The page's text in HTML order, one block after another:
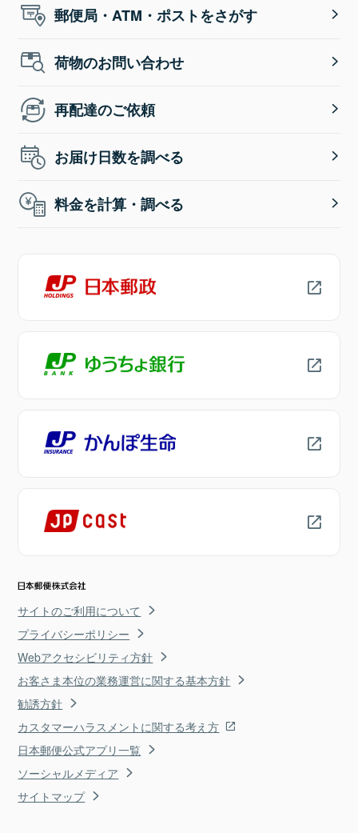
郵便局・ATM・ポストをさがす
荷物のお問い合わせ
再配達のご依頼
お届け日数を調べる
料金を計算・調べる
サイトのご利用について
プライバシーポリシー
Webアクセシビリティ方針
お客さま本位の業務運営に関する基本方針
勧誘方針
カスタマーハラスメントに関する考え方
日本郵便公式アプリ一覧
ソーシャルメディア
サイトマップ